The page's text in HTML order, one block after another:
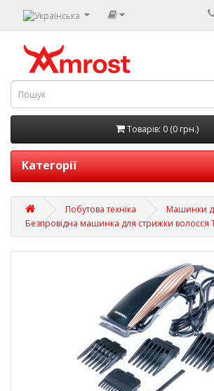
Товарів: 0 (0 грн.)
Категорії
Побутова техніка
Машинки
Безпровідна машинка для стрижки волосся